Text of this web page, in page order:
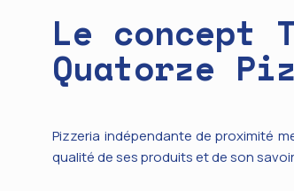
Le concept
Quatorze
Pizzeria indépendante de proximité
qualité de ses produits et de son